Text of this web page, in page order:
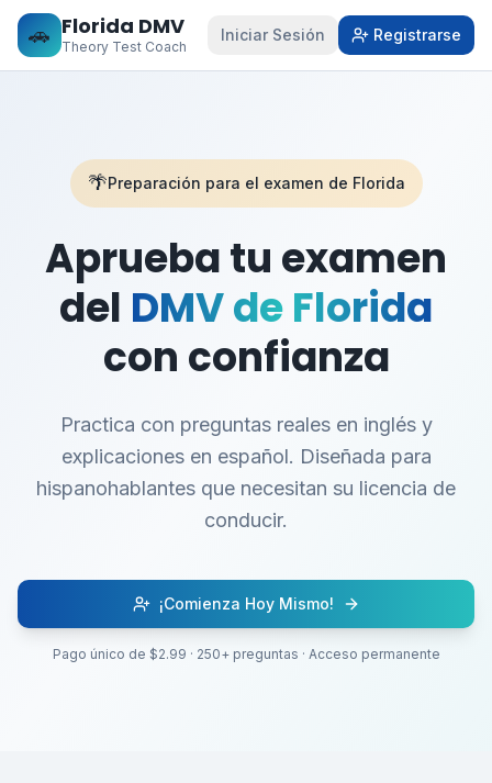
🚗 Florida DMV
Theory Test Coach
Iniciar Sesión Registrarse
🌴Preparación para el examen de Florida
Aprueba tu examen
del DMV de Florida
con confianza
Practica con preguntas reales en inglés y
explicaciones en español. Diseñada para
hispanohablantes que necesitan su licencia de
conducir.
¡Comienza Hoy Mismo!
Pago único de $2.99 · 250+ preguntas · Acceso permanente